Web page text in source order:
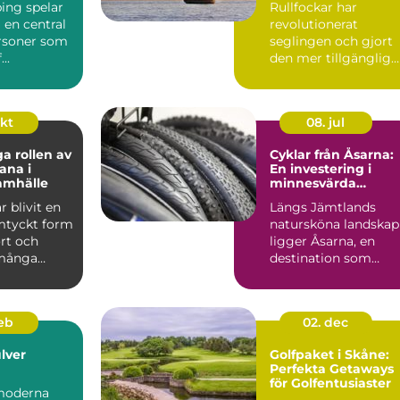
spelar
central
som
Rullfockar har
revolutionerat
seglingen och gjort
den mer tillgänglig
rollen av
i
blivit en
form
och
08. jul
Cyklar från Åsarna:
En investering i
minnesvärda
Längs Jämtlands
natursköna landskap
ligger Åsarna, en
destination som
02. dec
Golfpaket i Skåne:
Perfekta Getaways
för Golfentusiaster